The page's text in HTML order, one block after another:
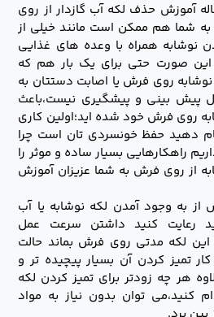
آموزش حذف لکه آب گازدار از روی
شما هم ممکن است مانند خیلی از
نوشابه همراه با وعده های غذایی
این صورت حتی برای یک بار هم که
روی فرش یا اصابت دستتان به
پیش بینی و پیشگیری نیست،باعث
روی فرش خود شده اید؛اولین کاری
دهید حفظ خونسردی تان است چرا
راهکارهایی بسیار ساده و موثر را
از روی فرش به شما عزیزان آموزش
به وجود آمدن لکه نوشابه یا آب
رعایت کنید داشتن سرعت عمل
لکه مدتی روی فرش بماند حالت
تمیز کردن آن بسیار پیچیده تر و
هر چه زودتر برای تمیز کردن لکه
کنید،می توان بدون نیاز به مواد